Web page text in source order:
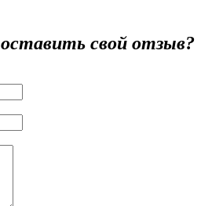
оставить свой отзыв?